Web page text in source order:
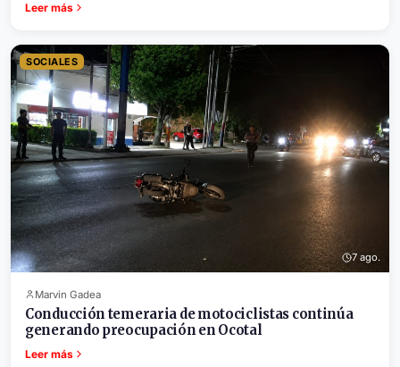
Leer más
SOCIALES
7 ago.
Marvin Gadea
Conducción temeraria de motociclistas continúa
generando preocupación en Ocotal
Leer más